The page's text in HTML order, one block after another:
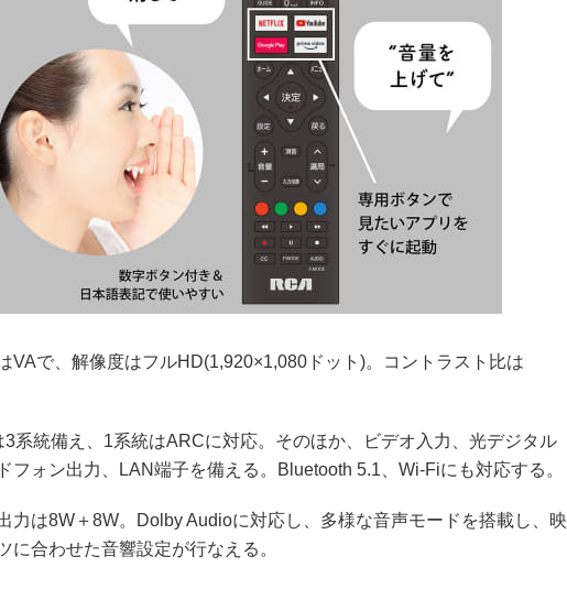
VAで、解像度はフルHD(1,920×1,080ドット)。コントラスト比は
3系統備え、1系統はARCに対応。そのほか、ビデオ入力、光デジタル
フォン出力、LAN端子を備える。Bluetooth 5.1、Wi-Fiにも対応する。
力は8W＋8W。Dolby Audioに対応し、多様な音声モードを搭載し、映
に合わせた音響設定が行なえる。